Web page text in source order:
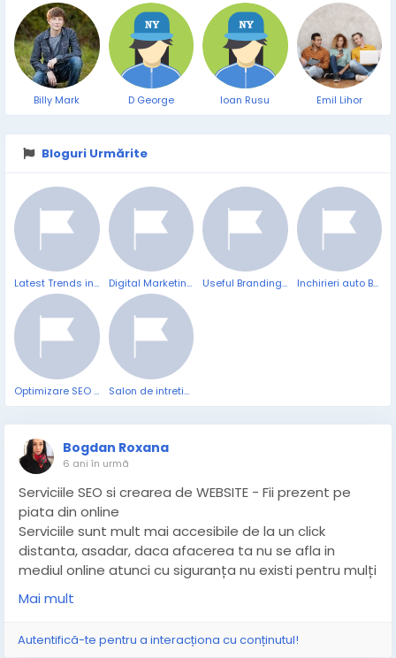
Billy Mark D George Ioan Rusu Emil Lihor
Bloguri Urmărite
Latest Trends in Webdesign Digital Marketing Agency Blog Useful Branding Services Inchirieri auto BLOG
Optimizare SEO pentru Google Salon de intretinere si infrumusetare
Bogdan Roxana
6 ani în urmă
Serviciile SEO si crearea de WEBSITE - Fii prezent pe
piata din online
Serviciile sunt mult mai accesibile de la un click
distanta, asadar, daca afacerea ta nu se afla in
mediul online atunci cu siguranța nu existi pentru mulți
dintre potentialii clienti.
Daca te intrebi ce e de făcut pentru a deveni
consumatori, tocmai ai gasit raspunsul :
Mai mult
Autentifică-te pentru a interacționa cu conținutul!